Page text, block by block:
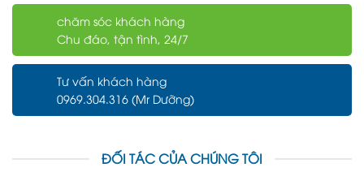
chăm sóc khách hàng
Chu đáo, tận tình, 24/7
Tư vấn khách hàng
0969.304.316 (Mr Dưỡng)
ĐỐI TÁC CỦA CHÚNG TÔI